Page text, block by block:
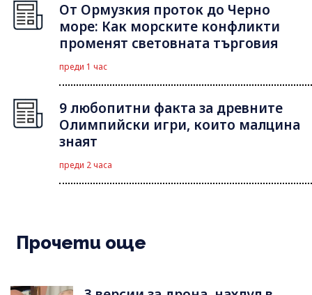
От Ормузкия проток до Черно
море: Как морските конфликти
променят световната търговия
преди 1 час
9 любопитни факта за древните
Олимпийски игри, които малцина
знаят
преди 2 часа
Прочети още